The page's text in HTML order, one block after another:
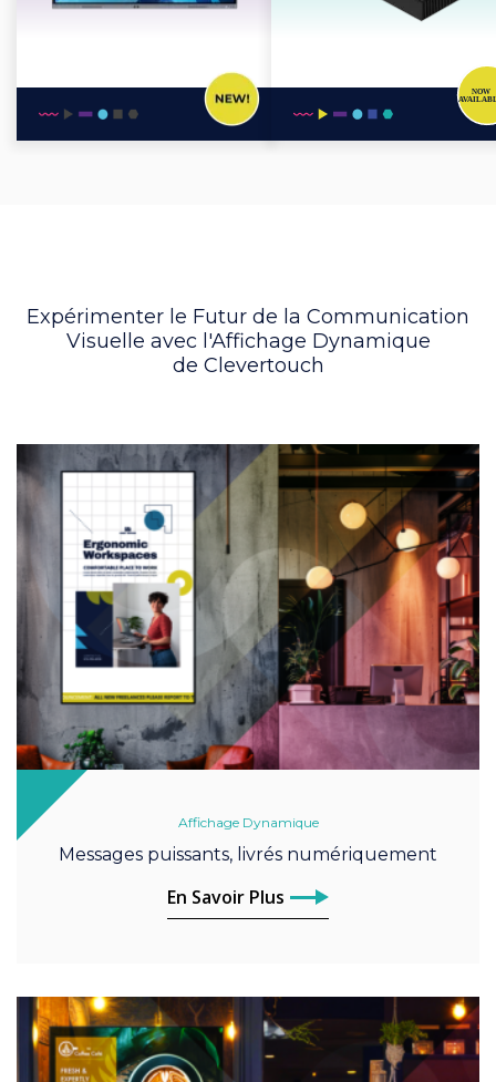
Expérimenter le Futur de la Communication
Visuelle avec l'Affichage Dynamique
de Clevertouch
Affichage Dynamique
Messages puissants, livrés numériquement
En Savoir Plus